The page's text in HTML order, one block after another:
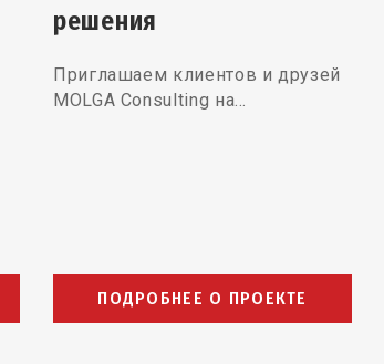
решения
Приглашаем клиентов и друзей
MOLGA Consulting на…
ПОДРОБНЕЕ О ПРОЕКТЕ